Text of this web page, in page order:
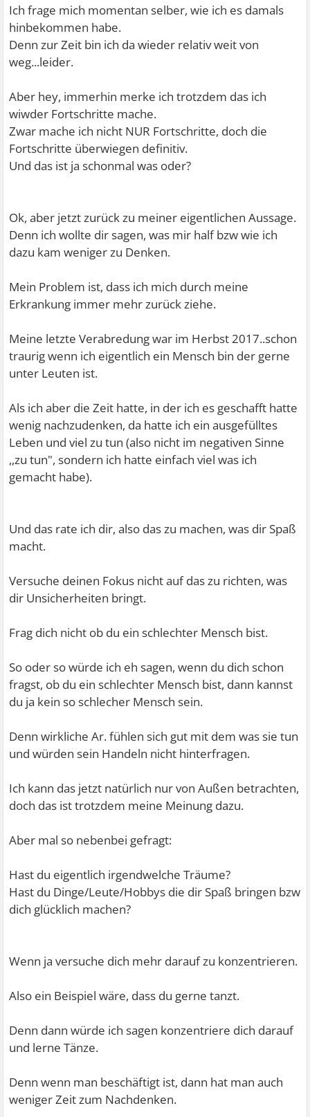
Ich frage mich momentan selber, wie ich es damals
hinbekommen habe.
Denn zur Zeit bin ich da wieder relativ weit von
weg...leider.
Aber hey, immerhin merke ich trotzdem das ich
wiwder Fortschritte mache.
Zwar mache ich nicht NUR Fortschritte, doch die
Fortschritte überwiegen definitiv.
Und das ist ja schonmal was oder?
Ok, aber jetzt zurück zu meiner eigentlichen Aussage.
Denn ich wollte dir sagen, was mir half bzw wie ich
dazu kam weniger zu Denken.
Mein Problem ist, dass ich mich durch meine
Erkrankung immer mehr zurück ziehe.
Meine letzte Verabredung war im Herbst 2017..schon
traurig wenn ich eigentlich ein Mensch bin der gerne
unter Leuten ist.
Als ich aber die Zeit hatte, in der ich es geschafft hatte
wenig nachzudenken, da hatte ich ein ausgefülltes
Leben und viel zu tun (also nicht im negativen Sinne
,,zu tun", sondern ich hatte einfach viel was ich
gemacht habe).
Und das rate ich dir, also das zu machen, was dir Spaß
macht.
Versuche deinen Fokus nicht auf das zu richten, was
dir Unsicherheiten bringt.
Frag dich nicht ob du ein schlechter Mensch bist.
So oder so würde ich eh sagen, wenn du dich schon
fragst, ob du ein schlechter Mensch bist, dann kannst
du ja kein so schlecher Mensch sein.
Denn wirkliche Ar. fühlen sich gut mit dem was sie tun
und würden sein Handeln nicht hinterfragen.
Ich kann das jetzt natürlich nur von Außen betrachten,
doch das ist trotzdem meine Meinung dazu.
Aber mal so nebenbei gefragt:
Hast du eigentlich irgendwelche Träume?
Hast du Dinge/Leute/Hobbys die dir Spaß bringen bzw
dich glücklich machen?
Wenn ja versuche dich mehr darauf zu konzentrieren.
Also ein Beispiel wäre, dass du gerne tanzt.
Denn dann würde ich sagen konzentriere dich darauf
und lerne Tänze.
Denn wenn man beschäftigt ist, dann hat man auch
weniger Zeit zum Nachdenken.